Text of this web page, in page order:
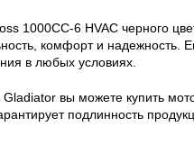
1000CC-6 HVAC черного
комфорт и надежность.
в любых условиях.
вы можете купить
подлинность